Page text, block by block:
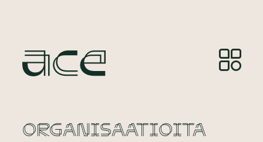
ORGANISAATIOITA